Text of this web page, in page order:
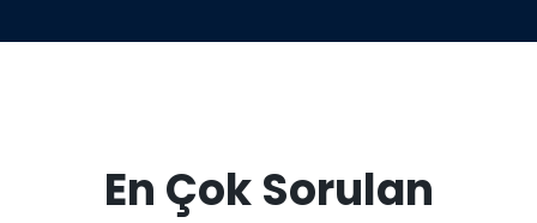
En Çok Sorulan